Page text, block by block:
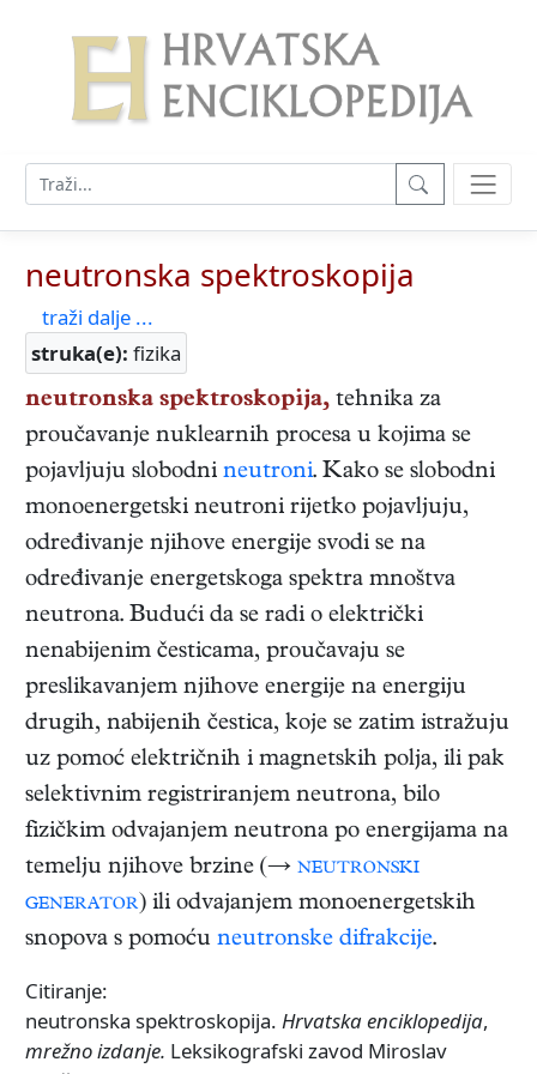
neutronska spektroskopija
traži dalje ...
struka(e): fizika
neutronska spektroskopija, tehnika za
proučavanje nuklearnih procesa u kojima se
pojavljuju slobodni neutroni. Kako se slobodni
monoenergetski neutroni rijetko pojavljuju,
određivanje njihove energije svodi se na
određivanje energetskoga spektra mnoštva
neutrona. Budući da se radi o električki
nenabijenim česticama, proučavaju se
preslikavanjem njihove energije na energiju
drugih, nabijenih čestica, koje se zatim istražuju
uz pomoć električnih i magnetskih polja, ili pak
selektivnim registriranjem neutrona, bilo
fizičkim odvajanjem neutrona po energijama na
temelju njihove brzine (→ neutronski
generator) ili odvajanjem monoenergetskih
snopova s pomoću neutronske difrakcije.
Citiranje:
neutronska spektroskopija. Hrvatska enciklopedija,
mrežno izdanje. Leksikografski zavod Miroslav